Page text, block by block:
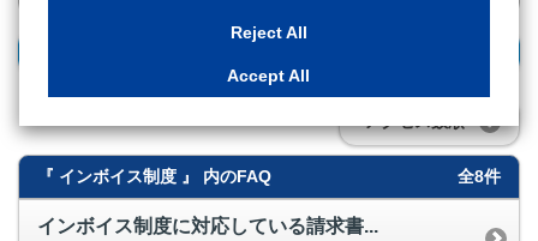
アクセス数順
『 インボイス制度 』 内のFAQ 全8件
インボイス制度に対応している請求書...
that you have provided to them or that they have collected
optimise advertisements delivered to you by businesses other
than us on the internet. If you wish to reject the use of all
"Reject All". If you agree to the use of all Cookies, please click
"Accept All". To select your preferences for each purpose, please
click"Privacy Settings"button. You can change your consent or
rejection settings at any time by clicking the"Privacy Settings"
button on this banner or through your browser's "Settings".
Reject All
Accept All